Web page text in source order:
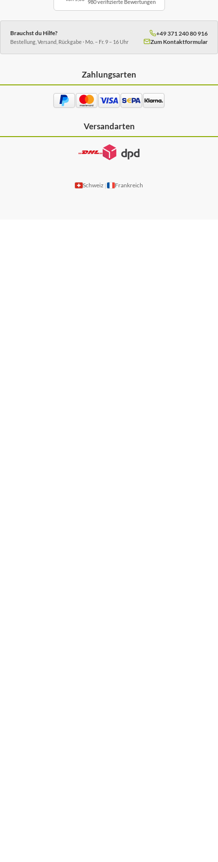
980 verifizierte Bewertungen
Brauchst du Hilfe?
Bestellung, Versand, Rückgabe · Mo. – Fr. 9 – 16 Uhr
+49 371 240 80 916
Zum Kontaktformular
Zahlungsarten
Versandarten
Schweiz | Frankreich